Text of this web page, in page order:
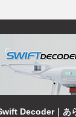
Decoder｜あ